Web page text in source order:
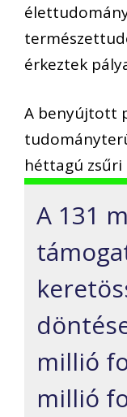
érkeztek
A benyújtott
héttagú
A 131
millió
millió